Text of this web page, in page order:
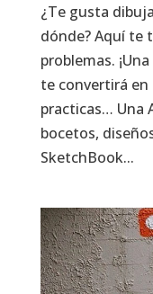
¿Te gusta
dónde? Aquí te
problemas.
te convertirá en
practicas… Una
bocetos,
SketchBook...